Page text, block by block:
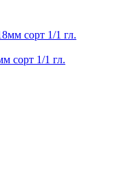
сорт 1/1 гл.